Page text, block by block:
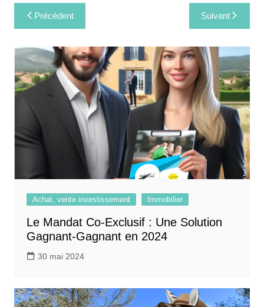
Navigation
de
l’article
Précédent Suivant
Achat, vente investissement Immobilier
Le Mandat Co-Exclusif : Une Solution
Gagnant-Gagnant en 2024
30 mai 2024